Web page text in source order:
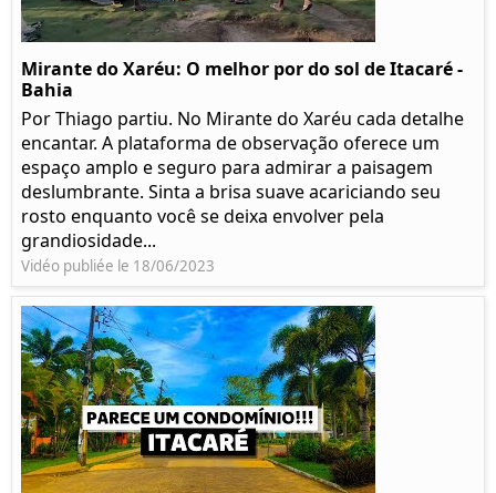
Mirante do Xaréu: O melhor por do sol de Itacaré -
Bahia
Por Thiago partiu. No Mirante do Xaréu cada detalhe
encantar. A plataforma de observação oferece um
espaço amplo e seguro para admirar a paisagem
deslumbrante. Sinta a brisa suave acariciando seu
rosto enquanto você se deixa envolver pela
grandiosidade...
Vidéo publiée le 18/06/2023